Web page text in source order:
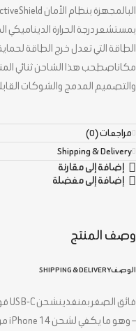
بمستشعر درجة الحرارة الديناميكي
الطاقة التي تعدل خرج الطاقة
مكاناصطحب هذا الشاحن ثنائي
والتصميم المدمج والشوكات
مراجعات (0)
Shipping & Delivery
إضافة إلى مقارنة
إضافة إلى مفضلة
وصف المنتج
الوصفSHIPPING & DELIVERY